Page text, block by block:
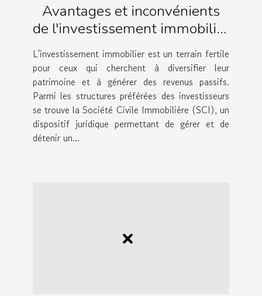
Avantages et inconvénients
de l'investissement immobilier
via une SCI
L'investissement immobilier est un terrain fertile
pour ceux qui cherchent à diversifier leur
patrimoine et à générer des revenus passifs.
Parmi les structures préférées des investisseurs
se trouve la Société Civile Immobilière (SCI), un
dispositif juridique permettant de gérer et de
détenir un...